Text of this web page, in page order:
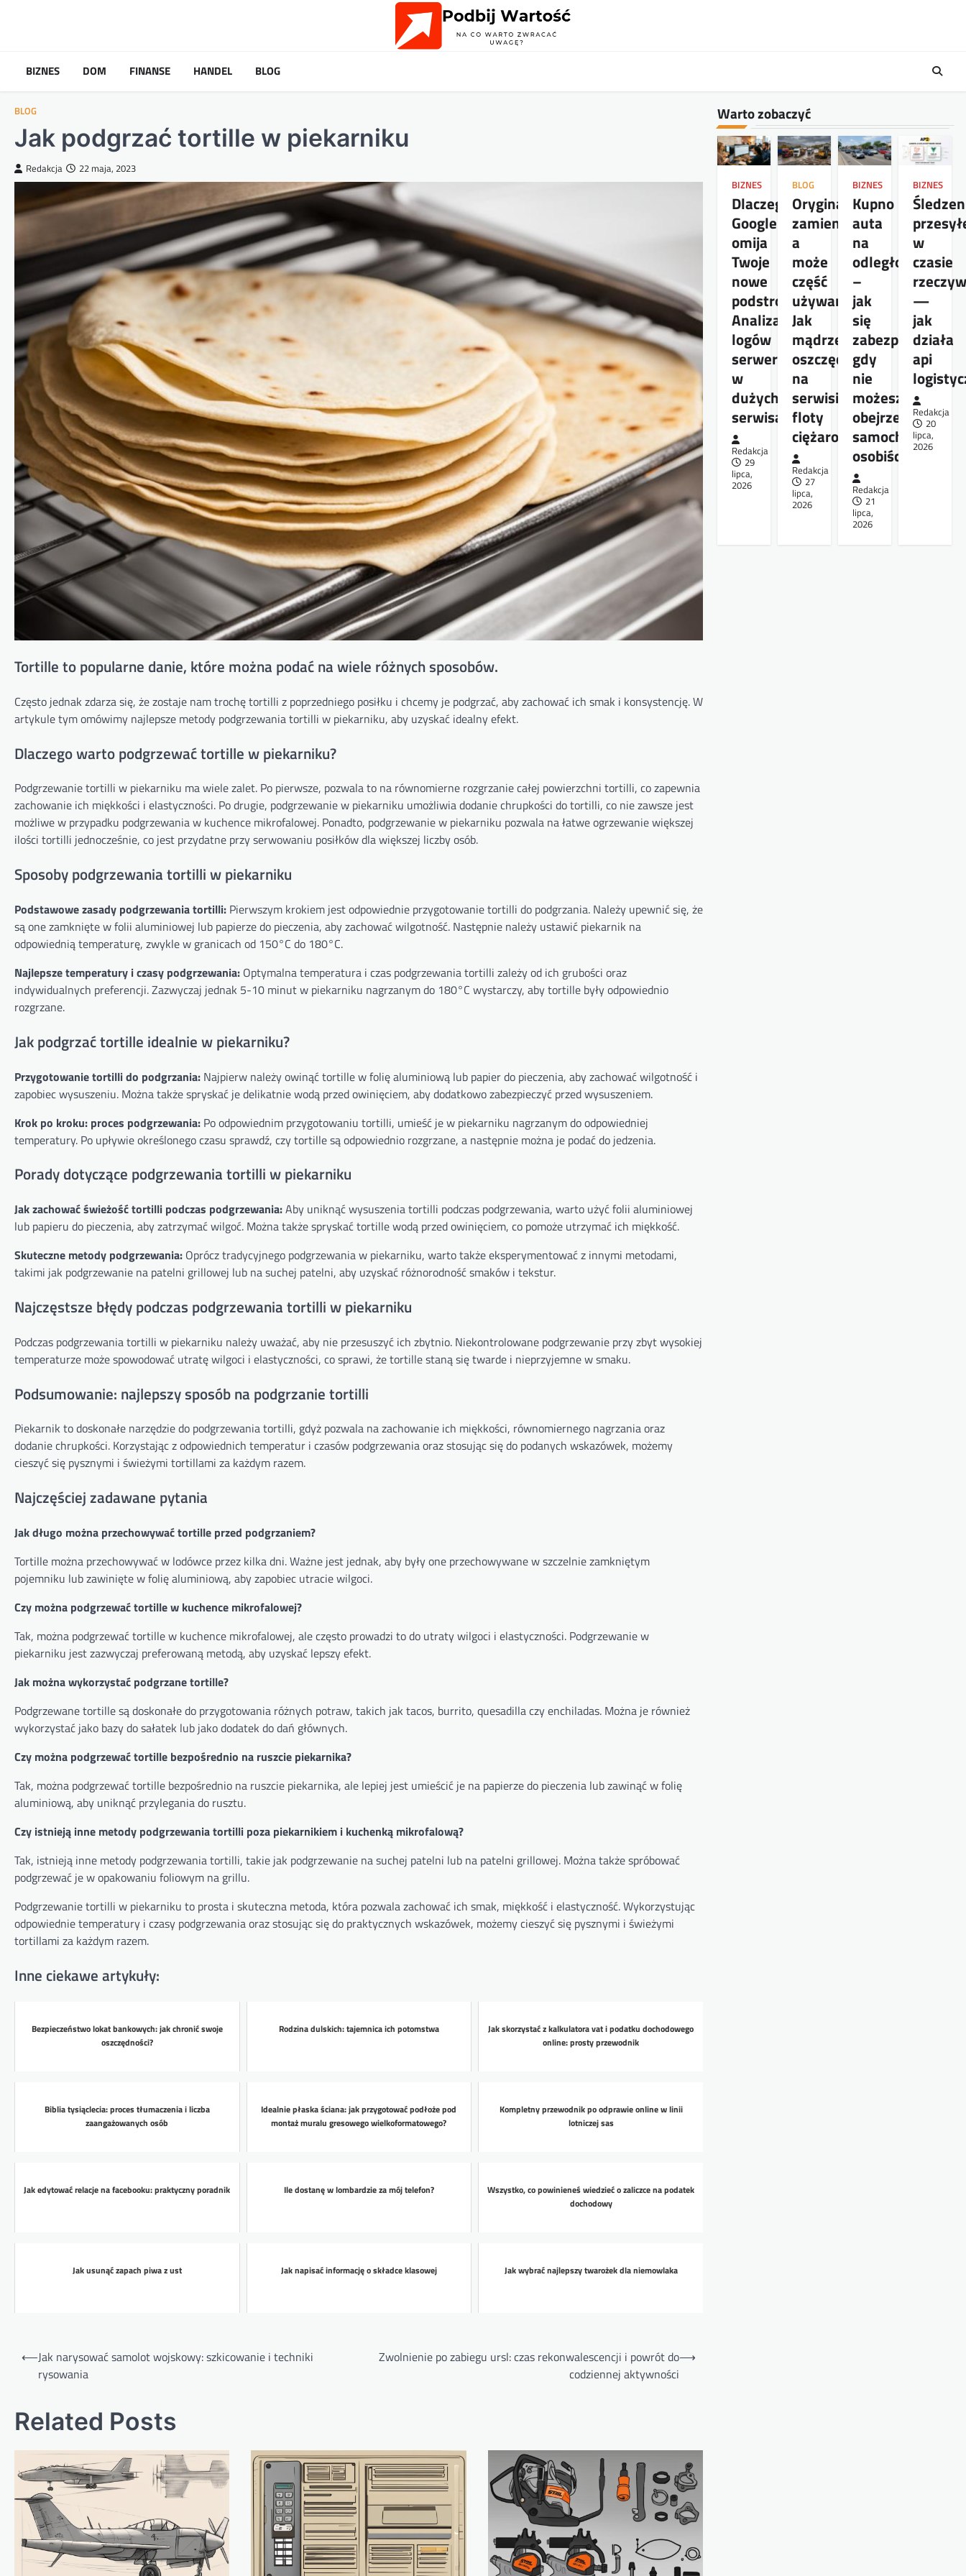
BIZNES DOM FINANSE HANDEL BLOG
BLOG
Jak podgrzać tortille w piekarniku
Redakcja 22 maja, 2023
Tortille to popularne danie, które można podać na wiele różnych sposobów.
Często jednak zdarza się, że zostaje nam trochę tortilli z poprzedniego posiłku i chcemy je podgrzać, aby zachować ich smak i konsystencję. W
artykule tym omówimy najlepsze metody podgrzewania tortilli w piekarniku, aby uzyskać idealny efekt.
Dlaczego warto podgrzewać tortille w piekarniku?
Podgrzewanie tortilli w piekarniku ma wiele zalet. Po pierwsze, pozwala to na równomierne rozgrzanie całej powierzchni tortilli, co zapewnia
zachowanie ich miękkości i elastyczności. Po drugie, podgrzewanie w piekarniku umożliwia dodanie chrupkości do tortilli, co nie zawsze jest
możliwe w przypadku podgrzewania w kuchence mikrofalowej. Ponadto, podgrzewanie w piekarniku pozwala na łatwe ogrzewanie większej
ilości tortilli jednocześnie, co jest przydatne przy serwowaniu posiłków dla większej liczby osób.
Sposoby podgrzewania tortilli w piekarniku
Podstawowe zasady podgrzewania tortilli: Pierwszym krokiem jest odpowiednie przygotowanie tortilli do podgrzania. Należy upewnić się, że
są one zamknięte w folii aluminiowej lub papierze do pieczenia, aby zachować wilgotność. Następnie należy ustawić piekarnik na
odpowiednią temperaturę, zwykle w granicach od 150°C do 180°C.
Najlepsze temperatury i czasy podgrzewania: Optymalna temperatura i czas podgrzewania tortilli zależy od ich grubości oraz
indywidualnych preferencji. Zazwyczaj jednak 5-10 minut w piekarniku nagrzanym do 180°C wystarczy, aby tortille były odpowiednio
rozgrzane.
Jak podgrzać tortille idealnie w piekarniku?
Przygotowanie tortilli do podgrzania: Najpierw należy owinąć tortille w folię aluminiową lub papier do pieczenia, aby zachować wilgotność i
zapobiec wysuszeniu. Można także spryskać je delikatnie wodą przed owinięciem, aby dodatkowo zabezpieczyć przed wysuszeniem.
Krok po kroku: proces podgrzewania: Po odpowiednim przygotowaniu tortilli, umieść je w piekarniku nagrzanym do odpowiedniej
temperatury. Po upływie określonego czasu sprawdź, czy tortille są odpowiednio rozgrzane, a następnie można je podać do jedzenia.
Porady dotyczące podgrzewania tortilli w piekarniku
Jak zachować świeżość tortilli podczas podgrzewania:Aby uniknąć wysuszenia tortilli podczas podgrzewania, warto użyć folii aluminiowej
lub papieru do pieczenia, aby zatrzymać wilgoć. Można także spryskać tortille wodą przed owinięciem, co pomoże utrzymać ich miękkość.
Skuteczne metody podgrzewania: Oprócz tradycyjnego podgrzewania w piekarniku, warto także eksperymentować z innymi metodami,
takimi jak podgrzewanie na patelni grillowej lub na suchej patelni, aby uzyskać różnorodność smaków i tekstur.
Najczęstsze błędy podczas podgrzewania tortilli w piekarniku
Podczas podgrzewania tortilli w piekarniku należy uważać, aby nie przesuszyć ich zbytnio. Niekontrolowane podgrzewanie przy zbyt wysokiej
temperaturze może spowodować utratę wilgoci i elastyczności, co sprawi, że tortille staną się twarde i nieprzyjemne w smaku.
Podsumowanie: najlepszy sposób na podgrzanie tortilli
Piekarnik to doskonałe narzędzie do podgrzewania tortilli, gdyż pozwala na zachowanie ich miękkości, równomiernego nagrzania oraz
dodanie chrupkości. Korzystając z odpowiednich temperatur i czasów podgrzewania oraz stosując się do podanych wskazówek, możemy
cieszyć się pysznymi i świeżymi tortillami za każdym razem.
Najczęściej zadawane pytania
Jak długo można przechowywać tortille przed podgrzaniem?
Tortille można przechowywać w lodówce przez kilka dni. Ważne jest jednak, aby były one przechowywane w szczelnie zamkniętym
pojemniku lub zawinięte w folię aluminiową, aby zapobiec utracie wilgoci.
Czy można podgrzewać tortille w kuchence mikrofalowej?
Tak, można podgrzewać tortille w kuchence mikrofalowej, ale często prowadzi to do utraty wilgoci i elastyczności. Podgrzewanie w
piekarniku jest zazwyczaj preferowaną metodą, aby uzyskać lepszy efekt.
Jak można wykorzystać podgrzane tortille?
Podgrzewane tortille są doskonałe do przygotowania różnych potraw, takich jak tacos, burrito, quesadilla czy enchiladas. Można je również
wykorzystać jako bazy do sałatek lub jako dodatek do dań głównych.
Czy można podgrzewać tortille bezpośrednio na ruszcie piekarnika?
Tak, można podgrzewać tortille bezpośrednio na ruszcie piekarnika, ale lepiej jest umieścić je na papierze do pieczenia lub zawinąć w folię
aluminiową, aby uniknąć przylegania do rusztu.
Czy istnieją inne metody podgrzewania tortilli poza piekarnikiem i kuchenką mikrofalową?
Tak, istnieją inne metody podgrzewania tortilli, takie jak podgrzewanie na suchej patelni lub na patelni grillowej. Można także spróbować
podgrzewać je w opakowaniu foliowym na grillu.
Podgrzewanie tortilli w piekarniku to prosta i skuteczna metoda, która pozwala zachować ich smak, miękkość i elastyczność. Wykorzystując
odpowiednie temperatury i czasy podgrzewania oraz stosując się do praktycznych wskazówek, możemy cieszyć się pysznymi i świeżymi
tortillami za każdym razem.
Inne ciekawe artykuły:
Bezpieczeństwo lokat bankowych: jak chronić swoje
oszczędności?
Rodzina dulskich: tajemnica ich potomstwa
Jak skorzystać z kalkulatora vat i podatku dochodowego
online: prosty przewodnik
Biblia tysiąclecia: proces tłumaczenia i liczba
zaangażowanych osób
Idealnie płaska ściana: jak przygotować podłoże pod
montaż muralu gresowego wielkoformatowego?
Kompletny przewodnik po odprawie online w linii
lotniczej sas
Jak edytować relacje na facebooku: praktyczny poradnik Ile dostanę w lombardzie za mój telefon?
Wszystko, co powinieneś wiedzieć o zaliczce na podatek
dochodowy
Jak usunąć zapach piwa z ust Jak napisać informację o składce klasowej Jak wybrać najlepszy twarożek dla niemowlaka
Nawigacja
wpisu
⟵Jak narysować samolot wojskowy: szkicowanie i techniki
rysowania
Zwolnienie po zabiegu ursl: czas rekonwalescencji i powrót do
codziennej aktywności
⟶
Related Posts
Warto zobaczyć
BIZNES
Dlaczego
Google
omija
Twoje
nowe
podstrony?
Analiza
logów
serwera
w
dużych
serwisach
Redakcja
29
lipca,
2026
BLOG
Oryginał,
zamiennik,
a
może
część
używana?
Jak
mądrze
oszczędzać
na
serwisie
floty
ciężarowej
Redakcja
27
lipca,
2026
BIZNES
Kupno
auta
na
odległość
–
jak
się
zabezpieczyć,
gdy
nie
możesz
obejrzeć
samochodu
osobiście
Redakcja
21
lipca,
2026
BIZNES
w
czasie
—
jak
działa
api
Redakcja
20
lipca,
2026